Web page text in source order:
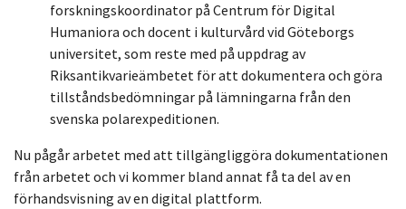
forskningskoordinator på Centrum för Digital
Humaniora och docent i kulturvård vid Göteborgs
universitet, som reste med på uppdrag av
Riksantikvarieämbetet för att dokumentera och göra
tillståndsbedömningar på lämningarna från den
svenska polarexpeditionen.
Nu pågår arbetet med att tillgängliggöra dokumentationen
från arbetet och vi kommer bland annat få ta del av en
förhandsvisning av en digital plattform.